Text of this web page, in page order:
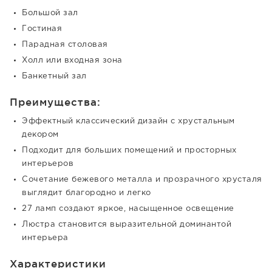
Большой зал
Гостиная
Парадная столовая
Холл или входная зона
Банкетный зал
Преимущества:
Эффектный классический дизайн с хрустальным
декором
Подходит для больших помещений и просторных
интерьеров
Сочетание бежевого металла и прозрачного хрусталя
выглядит благородно и легко
27 ламп создают яркое, насыщенное освещение
Люстра становится выразительной доминантой
интерьера
Характеристики